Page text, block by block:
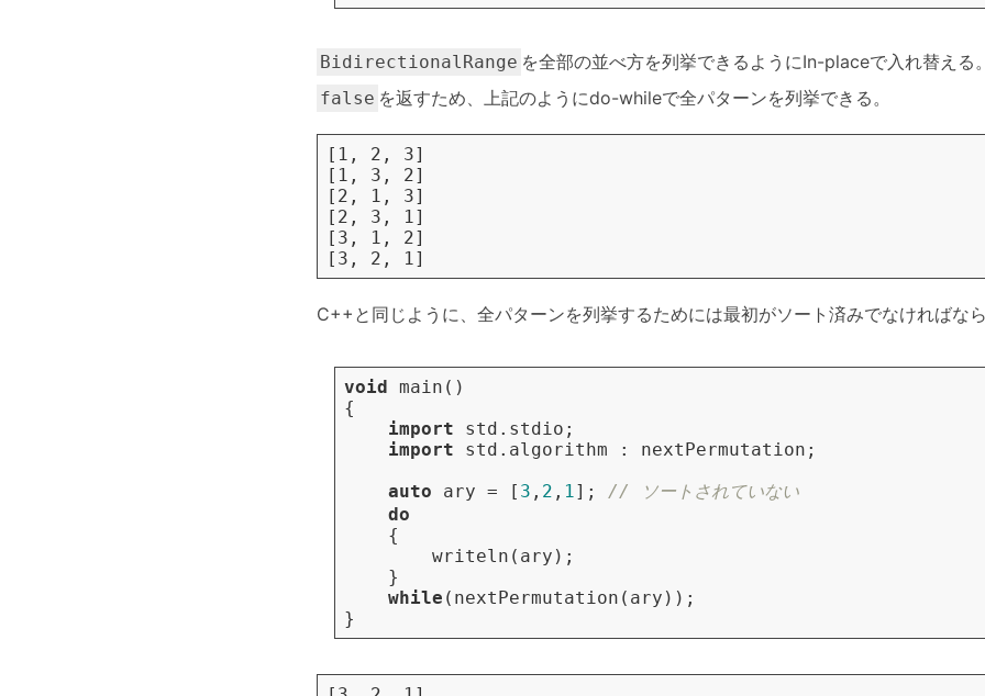
BidirectionalRange を全部の並べ方を列挙できるようにIn-placeで入れ替える
false を返すため、上記のようにdo-whileで全パターンを列挙できる。
[1, 2, 3]
[1, 3, 2]
[2, 1, 3]
[2, 3, 1]
[3, 1, 2]
C++と同じように、全パターンを列挙するためには最初がソート済みでなければな
void main ()
{
import
std.stdio ;
import
std.algorithm : nextPermutation ;
auto
ary = [ 3 , 2 , 1];
// ソートされていない
do
{
writeln ( ary );
}
while ( nextPermutation ( ary ));
}